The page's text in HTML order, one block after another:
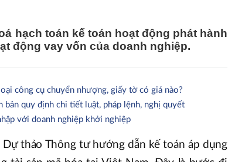
hạch toán kế toán hoạt động phát hành
động vay vốn của doanh nghiệp.
công cụ chuyển nhượng, giấy tờ có giá nào?
bản quy định chi tiết luật, pháp lệnh, nghị quyết
với doanh nghiệp khởi nghiệp
thảo Thông tư hướng dẫn kế toán áp dụng